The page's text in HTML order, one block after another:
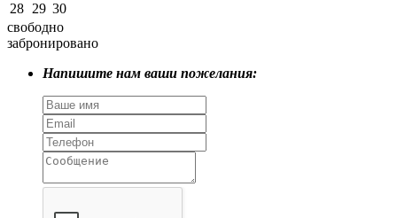
28 29 30
свободно
забронировано
Напишите нам ваши пожелания: